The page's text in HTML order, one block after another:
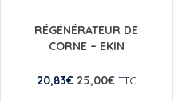
RÉGÉNÉRATEUR DE
CORNE – EKIN
20,83€ 25,00€ TTC